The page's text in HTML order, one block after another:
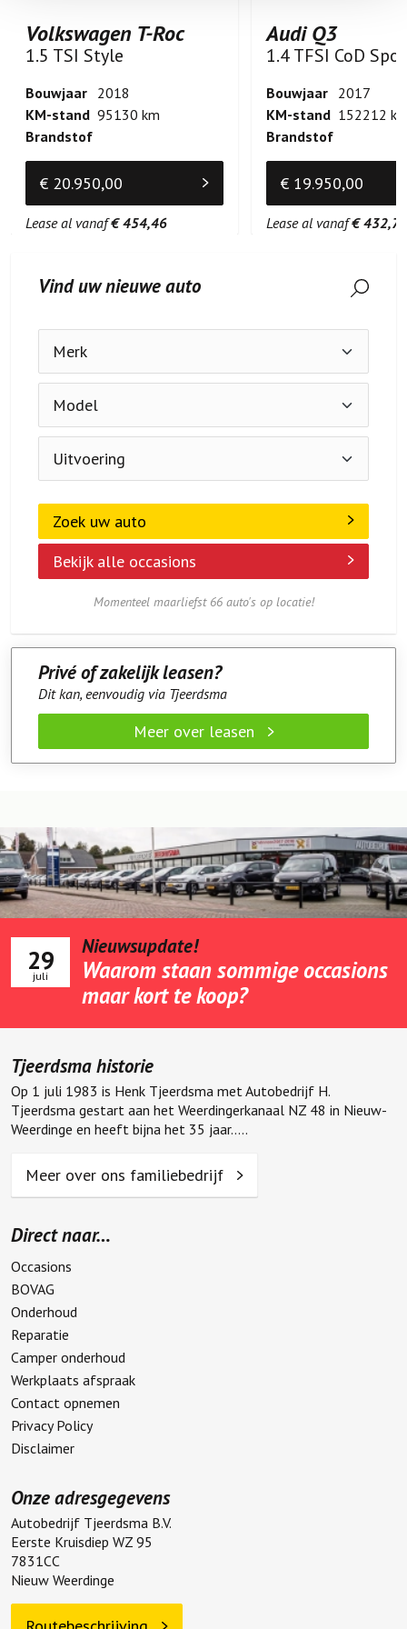
Vind uw nieuwe auto
Zoek uw auto
Bekijk alle occasions
Momenteel maarliefst 66 auto's op locatie!
Privé of zakelijk leasen?
Dit kan, eenvoudig via Tjeerdsma
Meer over leasen
Volkswagen T-Roc
1.5 TSI Style
Bouwjaar 2018
KM-stand 95130 km
Brandstof
€ 20.950,00
Lease al vanaf€ 454,46
Audi Q3
Bouwjaar
2017
KM-stand 152212
Brandstof
€ 19.950,00
Lease al vanaf€ 432,77
29
juli
Nieuwsupdate!
Waarom staan sommige occasions
maar kort te koop?
Tjeerdsma historie
Op 1 juli 1983 is Henk Tjeerdsma met Autobedrijf H.
Tjeerdsma gestart aan het Weerdingerkanaal NZ 48 in Nieuw-
Weerdinge en heeft bijna het 35 jaar.....
Meer over ons familiebedrijf
Direct naar…
Occasions
BOVAG
Onderhoud
Reparatie
Camper onderhoud
Werkplaats afspraak
Contact opnemen
Privacy Policy
Disclaimer
Onze adresgegevens
Autobedrijf Tjeerdsma B.V.
Eerste Kruisdiep WZ 95
7831CC
Nieuw Weerdinge